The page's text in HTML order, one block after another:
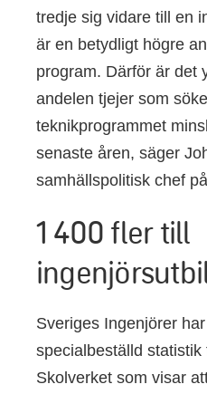
tredje sig vidare till en
är en betydligt högre
program. Därför är det
andelen tjejer som
teknikprogrammet
senaste åren, säger
samhällspolitisk chef
1 400 fler till
Sveriges Ingenjörer
specialbeställd statistik
Skolverket som visar